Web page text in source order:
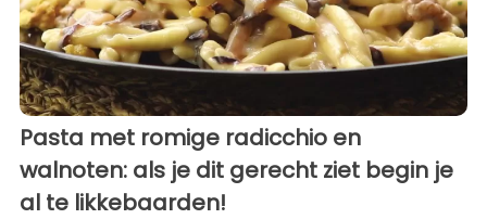
Pasta met romige radicchio en
walnoten: als je dit gerecht ziet begin je
al te likkebaarden!